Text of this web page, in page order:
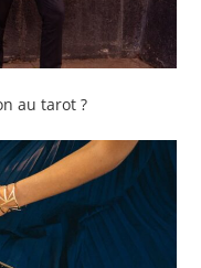
au tarot ?